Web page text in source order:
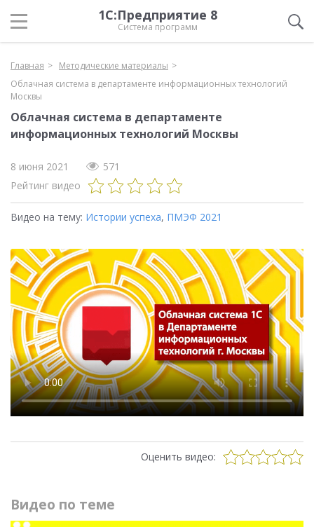
1С:Предприятие 8
Система программ
Главная
Методические материалы
Облачная система в департаменте информационных технологий
Москвы
Облачная система в департаменте
информационных технологий Москвы
8 июня 2021
571
Рейтинг видео
Видео на тему: Истории успеха, ПМЭФ 2021
Оценить видео:
Видео по теме